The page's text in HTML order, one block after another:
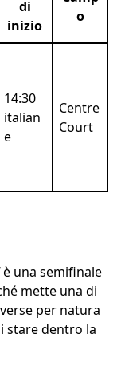
di
inizio
o
14:30
italian
e
Centre
Court
una semifinale
mette una di
per natura
stare dentro la